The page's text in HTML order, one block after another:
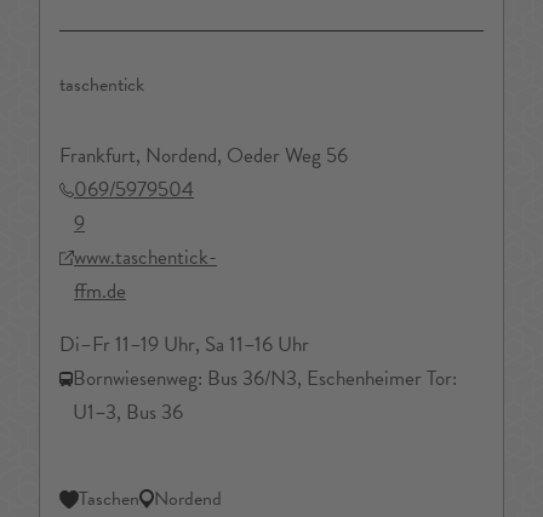
taschentick
Frankfurt, Nordend, Oeder Weg 56
069/5979504
9
www.taschentick-
ffm.de
Di–Fr 11–19 Uhr, Sa 11–16 Uhr
Bornwiesenweg: Bus 36/N3, Eschenheimer Tor:
U1–3, Bus 36
Taschen Nordend